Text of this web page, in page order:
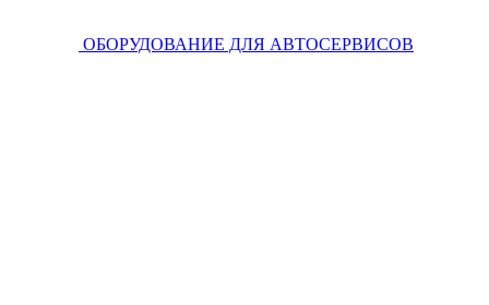
ОБОРУДОВАНИЕ ДЛЯ АВТОСЕРВИСОВ